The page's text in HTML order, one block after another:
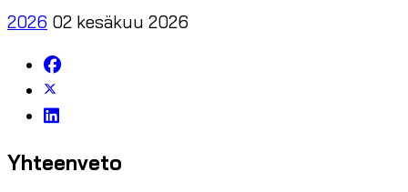
2026 02 kesäkuu 2026
Yhteenveto